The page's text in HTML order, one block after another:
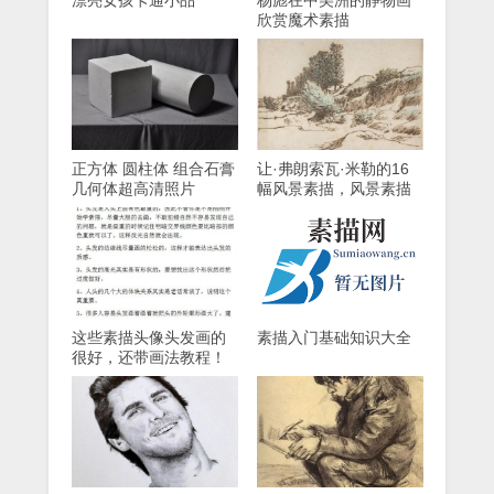
欣赏魔术素描
正方体 圆柱体 组合石膏
几何体超高清照片
让·弗朗索瓦·米勒的16
幅风景素描，风景素描
这些素描头像头发画的
很好，还带画法教程！
素描入门基础知识大全